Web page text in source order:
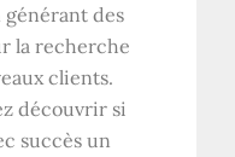
des
la recherche
clients.
découvrir si
succès un